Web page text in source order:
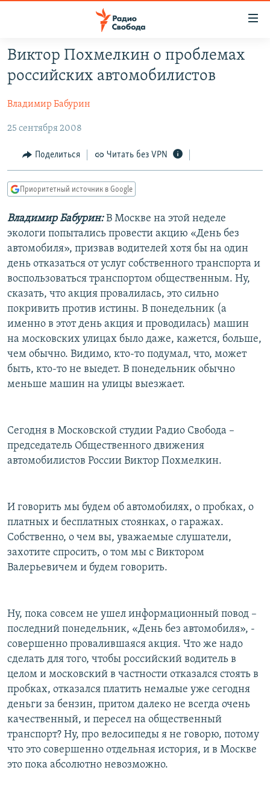
упрощенного
доступа
содержанию
Вернутся
главной
навигации
поиску
ПРОГРАММЫ
ПОДКАСТЫ
АВТОРСКИЕ ПРОЕКТЫ
ЦИТАТЫ СВОБОДЫ
МНЕНИЯ
КУЛЬТУРА
IDEL.РЕАЛИИ
КАВКАЗ.РЕАЛИИ
СЕВЕР.РЕАЛИИ
СИБИРЬ.РЕАЛИИ
РАСПИСАНИЕ ВЕЩАНИЯ
ПОДПИШИТЕСЬ НА РАССЫЛКУ
СОЦИАЛЬНЫЕ СЕТИ
Виктор Похмелкин о проблемах
российских автомобилистов
Владимир Бабурин
25 сентября 2008
Поделиться Читать без VPN
Приоритетный источник в Google
Владимир Бабурин:В Москве на этой неделе
экологи попытались провести акцию «День без
автомобиля», призвав водителей хотя бы на один
день отказаться от услуг собственного транспорта и
воспользоваться транспортом общественным. Ну,
сказать, что акция провалилась, это сильно
покривить против истины. В понедельник (а
именно в этот день акция и проводилась) машин
на московских улицах было даже, кажется, больше,
чем обычно. Видимо, кто-то подумал, что, может
быть, кто-то не выедет. В понедельник обычно
меньше машин на улицы выезжает.
Сегодня в Московской студии Радио Свобода –
председатель Общественного движения
автомобилистов России Виктор Похмелкин.
И говорить мы будем об автомобилях, о пробках, о
платных и бесплатных стоянках, о гаражах.
Собственно, о чем вы, уважаемые слушатели,
захотите спросить, о том мы с Виктором
Валерьевичем и будем говорить.
Ну, пока совсем не ушел информационный повод –
последний понедельник, «День без автомобиля», -
совершенно провалившаяся акция. Что же надо
сделать для того, чтобы российский водитель в
целом и московский в частности отказался стоять в
пробках, отказался платить немалые уже сегодня
деньги за бензин, притом далеко не всегда очень
качественный, и пересел на общественный
транспорт? Ну, про велосипеды я не говорю, потому
что это совершенно отдельная история, и в Москве
это пока абсолютно невозможно.